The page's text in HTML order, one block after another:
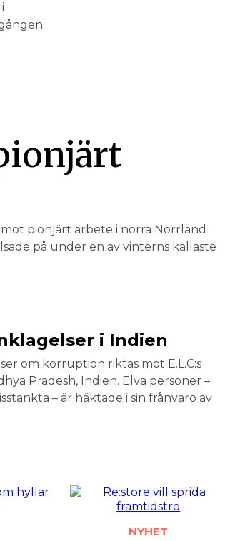
pionjärt arbete i norra Norrland
på under en av vinterns kallaste
i Indien
om korruption riktas mot E.L.C:s
Pradesh, Indien. Elva personer –
– är häktade i sin frånvaro av
NYHET